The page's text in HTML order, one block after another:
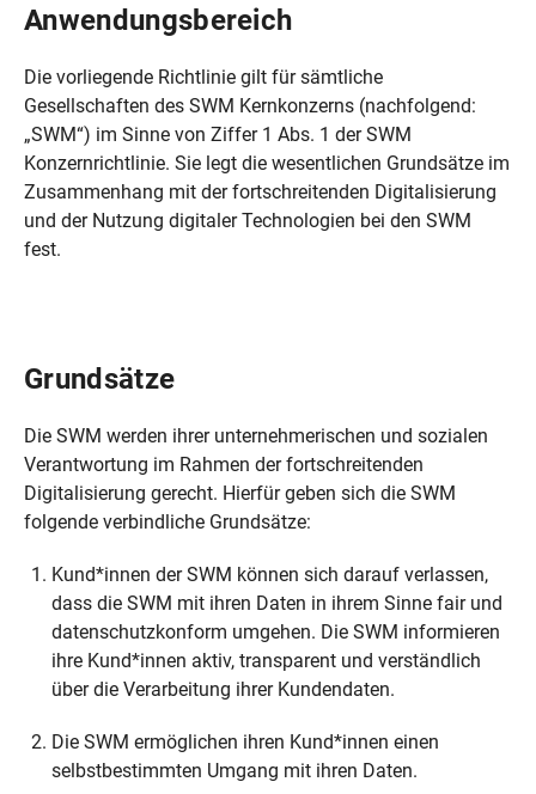
​​​​​​​Anwendungsbereich
Die vorliegende Richtlinie gilt für sämtliche
Gesellschaften des SWM Kernkonzerns (nachfolgend:
„SWM“) im Sinne von Ziffer 1 Abs. 1 der SWM
Konzernrichtlinie. Sie legt die wesentlichen Grundsätze im
Zusammenhang mit der fortschreitenden Digitalisierung
und der Nutzung digitaler Technologien bei den SWM
fest.
​​​​​​​Grundsätze
Die SWM werden ihrer unternehmerischen und sozialen
Verantwortung im Rahmen der fortschreitenden
Digitalisierung gerecht. Hierfür geben sich die SWM
folgende verbindliche Grundsätze:
Kund*innen der SWM können sich darauf verlassen,
dass die SWM mit ihren Daten in ihrem Sinne fair und
datenschutzkonform umgehen. Die SWM informieren
ihre Kund*innen aktiv, transparent und verständlich
über die Verarbeitung ihrer Kundendaten.
Die SWM ermöglichen ihren Kund*innen einen
selbstbestimmten Umgang mit ihren Daten.